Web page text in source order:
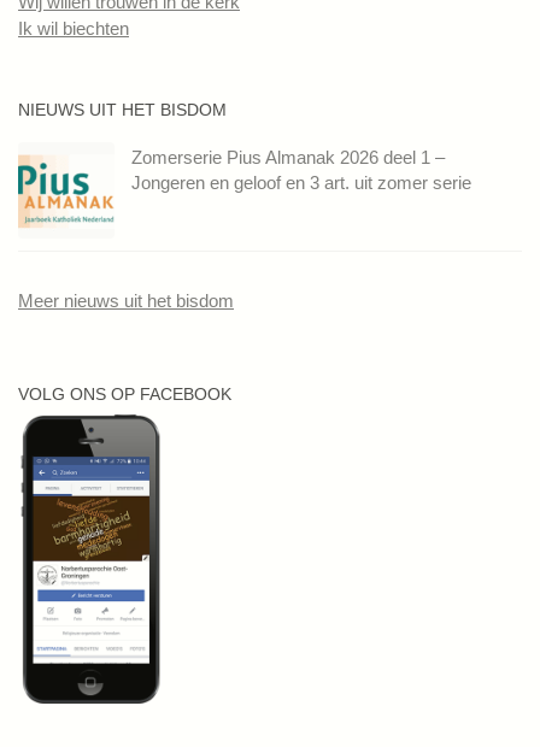
Ik wil biechten
NIEUWS UIT HET BISDOM
Zomerserie Pius Almanak 2026 deel 1 –
Jongeren en geloof en 3 art. uit zomer serie
Meer nieuws uit het bisdom
VOLG ONS OP FACEBOOK